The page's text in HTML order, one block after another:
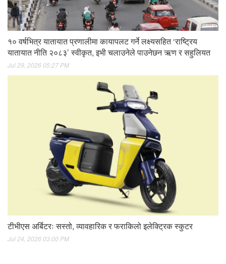
१० वर्षभित्र यातायात प्रणालीमा कायापलट गर्ने लक्ष्यसहित ‘राष्ट्रिय
यातायात नीति २०८३’ स्वीकृत, इभी चलाउनेले पाउनेछन ऋण र सहुलियत
Jul 29, 2026 05:27 PM
टीभीएस अर्बिटरः सस्तो, व्यावहारिक र फराकिलो इलेक्ट्रिक स्कुटर
Jul 24, 2026 03:00 PM